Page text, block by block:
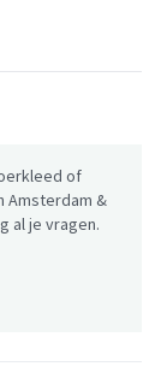
of
Amsterdam &
al je vragen.